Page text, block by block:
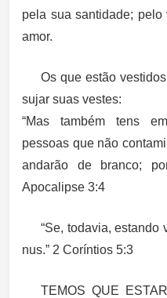
pela sua santidade;
amor.
Os que estão
sujar suas vestes:
“Mas também tens
pessoas que não
andarão de branco;
Apocalipse 3:4
“Se, todavia, estando
nus.” 2 Coríntios 5:3
TEMOS QUE